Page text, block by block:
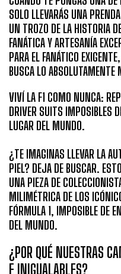
SOLO LLEVARÁS UNA
UN TROZO DE LA HISTORIA
FANÁTICA Y ARTESANÍA
PARA EL FANÁTICO
BUSCA LO ABSOLUTAMENTE
VIVÍ LA F1 COMO NUNCA:
DRIVER SUITS IMPOSIBLES
LUGAR DEL MUNDO.
¿TE IMAGINAS LLEVAR LA
PIEL? DEJA DE BUSCAR.
UNA PIEZA DE
MILIMÉTRICA DE LOS
FÓRMULA 1, IMPOSIBLE DE
DEL MUNDO.
¿POR QUÉ NUESTRAS
E INIGUALABLES?